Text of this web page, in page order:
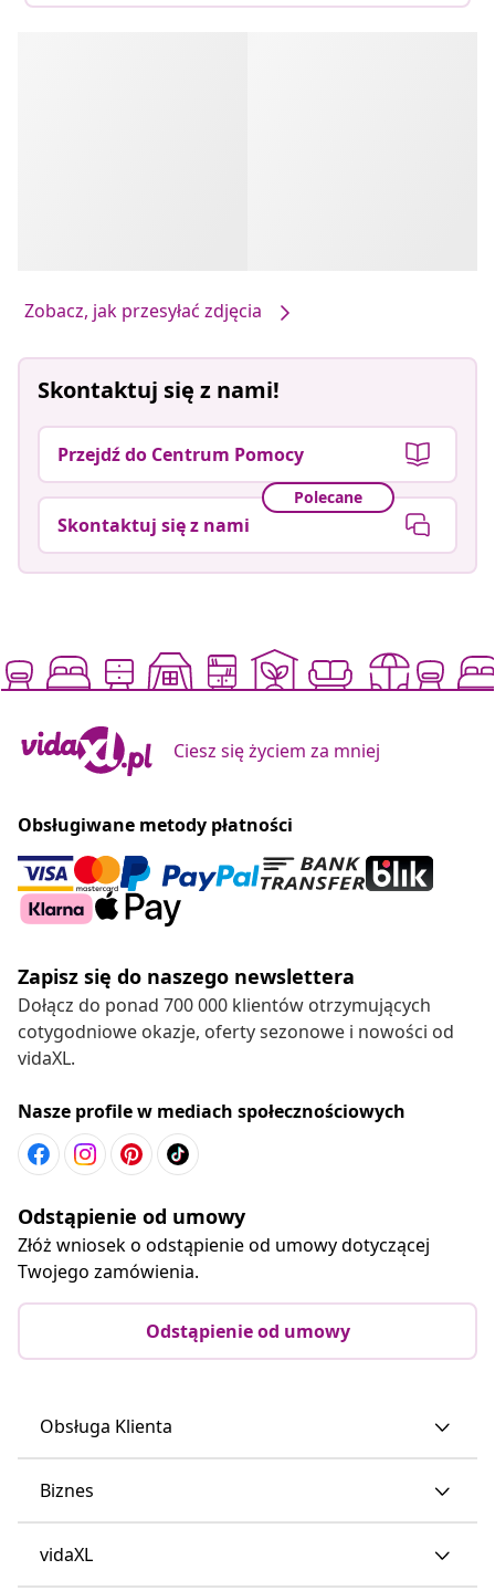
Zobacz, jak przesyłać zdjęcia
Skontaktuj się z nami!
Przejdź do Centrum Pomocy
Polecane
Skontaktuj się z nami
Ciesz się życiem za mniej
Obsługiwane metody płatności
Zapisz się do naszego newslettera
Dołącz do ponad 700 000 klientów otrzymujących
cotygodniowe okazje, oferty sezonowe i nowości od
vidaXL.
Nasze profile w mediach społecznościowych
Odstąpienie od umowy
Złóż wniosek o odstąpienie od umowy dotyczącej
Twojego zamówienia.
Odstąpienie od umowy
Obsługa Klienta
Biznes
vidaXL